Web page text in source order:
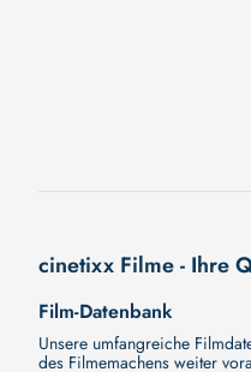
cinetixx Filme - Ihre
Film-Datenbank
Unsere umfangreiche
des Filmemachens weiter